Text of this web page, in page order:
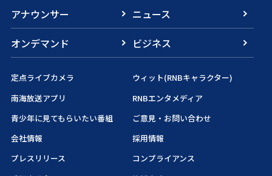
アナウンサー
ニュース
オンデマンド
ビジネス
定点ライブカメラ
ウィット(RNBキャラクター)
南海放送アプリ
RNBエンタメディア
青少年に見てもらいたい番組
ご意見・お問い合わせ
会社情報
採用情報
プレスリリース
コンプライアンス